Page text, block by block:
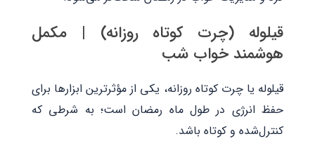
قیلوله (چرت کوتاه روزانه) | مکمل
هوشمند خواب شب
قیلوله یا چرت کوتاه روزانه، یکی از مؤثرترین ابزارها برای
حفظ انرژی در طول ماه رمضان است؛ به شرطی که
کنترل‌شده و کوتاه باشد.